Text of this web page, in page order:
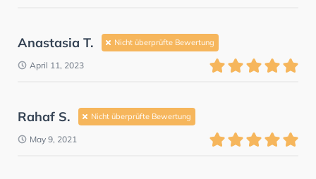
Anastasia T. Nicht überprüfte Bewertung
April 11, 2023
Rahaf S. Nicht überprüfte Bewertung
May 9, 2021